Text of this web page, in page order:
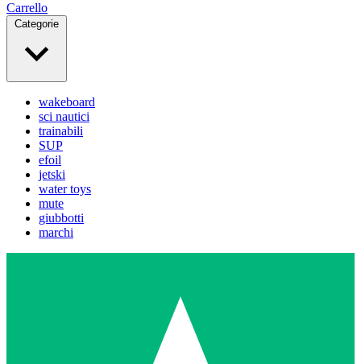
Carrello
Categorie
wakeboard
sci nautici
trainabili
SUP
efoil
jetski
water toys
mute
giubbotti
marchi